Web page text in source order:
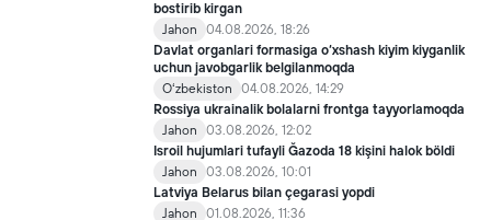
bostirib kirgan
Jahon
04.08.2026, 18:26
Davlat organlari formasiga o‘xshash kiyim kiyganlik
uchun javobgarlik belgilanmoqda
Oʻzbekiston
04.08.2026, 14:29
Rossiya ukrainalik bolalarni frontga tayyorlamoqda
Jahon
03.08.2026, 12:02
Isroil hujumlari tufayli Ğazoda 18 kişini halok böldi
Jahon
03.08.2026, 10:01
Latviya Belarus bilan çegarasi yopdi
Jahon
01.08.2026, 11:36